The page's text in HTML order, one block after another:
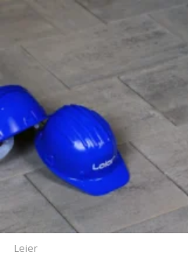
Leier